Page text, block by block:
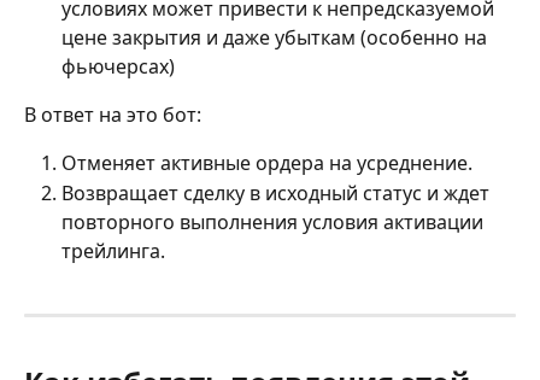
условиях может привести к непредсказуемой
цене закрытия и даже убыткам (особенно на
фьючерсах)
В ответ на это бот:
Отменяет активные ордера на усреднение.
Возвращает сделку в исходный статус и ждет
повторного выполнения условия активации
трейлинга.